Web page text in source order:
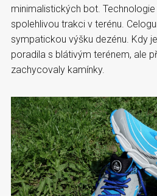
minimalistických bot. Technologie
spolehlivou trakci v terénu.
sympatickou výšku dezénu. Kdy
poradila s blátivým terénem, ale
zachycovaly kamínky.